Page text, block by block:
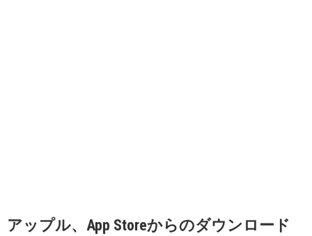
アップル、App Storeからのダウンロード